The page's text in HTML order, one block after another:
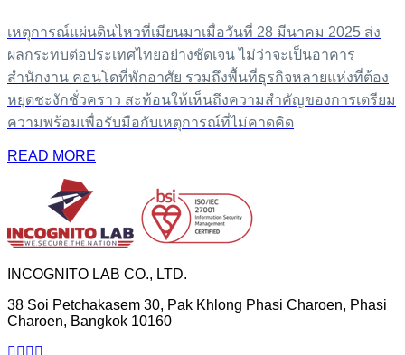
เหตุการณ์แผ่นดินไหวที่เมียนมาเมื่อวันที่ 28 มีนาคม 2025 ส่ง
ผลกระทบต่อประเทศไทยอย่างชัดเจน ไม่ว่าจะเป็นอาคาร
สำนักงาน คอนโดที่พักอาศัย รวมถึงพื้นที่ธุรกิจหลายแห่งที่ต้อง
หยุดชะงักชั่วคราว สะท้อนให้เห็นถึงความสำคัญของการเตรียม
ความพร้อมเพื่อรับมือกับเหตุการณ์ที่ไม่คาดคิด
READ MORE
INCOGNITO LAB CO., LTD.
38 Soi Petchakasem 30, Pak Khlong Phasi Charoen, Phasi
Charoen, Bangkok 10160